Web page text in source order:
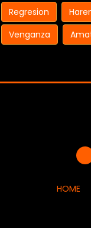
Regresion
Venganza
HOME